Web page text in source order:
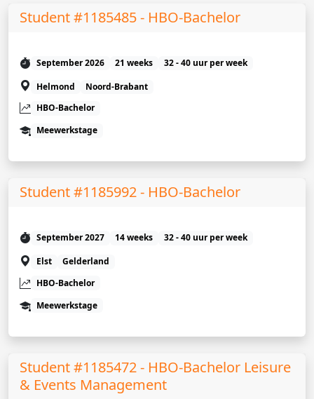
Student #1185485 - HBO-Bachelor
September 2026 21 weeks
32 - 40 uur per week
Helmond
Noord-Brabant
HBO-Bachelor
Meewerkstage
Student #1185992 - HBO-Bachelor
September 2027 14 weeks
32 - 40 uur per week
Elst
Gelderland
HBO-Bachelor
Meewerkstage
Student #1185472 - HBO-Bachelor Leisure
& Events Management